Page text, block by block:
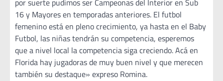
por suerte pudimos ser Campeonas del Interior en Sub
16 y Mayores en temporadas anteriores. El futbol
femenino está en pleno crecimiento, ya hasta en el Baby
Futbol, las niñas tendrán su competencia, esperemos
que a nivel local la competencia siga creciendo. Acá en
Florida hay jugadoras de muy buen nivel y que merecen
también su destaque» expreso Romina.